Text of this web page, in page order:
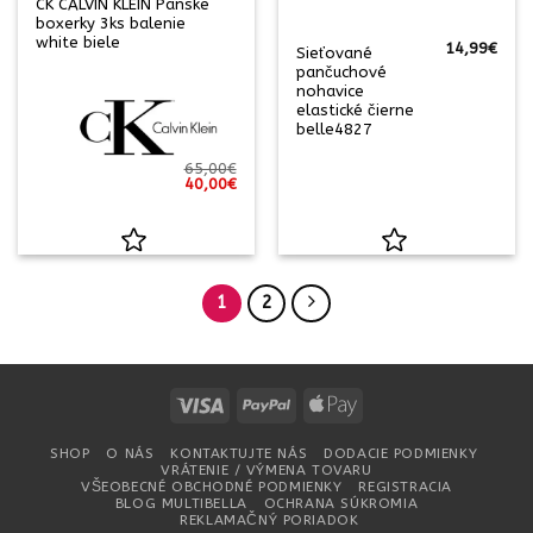
CK CALVIN KLEIN Panske
boxerky 3ks balenie
white biele
65,00€
Pôvodná
40,00€Aktuálna
Sieťované
pančuchové
nohavice
elastické čierne
belle4827
14,99€
1 2
Visa PayPal
Apple
SHOP O NÁS KONTAKTUJTE NÁS
DODACIE PODMIENKY
VRÁTENIE / VÝMENA TOVARU
VŠEOBECNÉ OBCHODNÉ PODMIENKY
REGISTRACIA
BLOG MULTIBELLA
OCHRANA SÚKROMIA
REKLAMAČNÝ PORIADOK